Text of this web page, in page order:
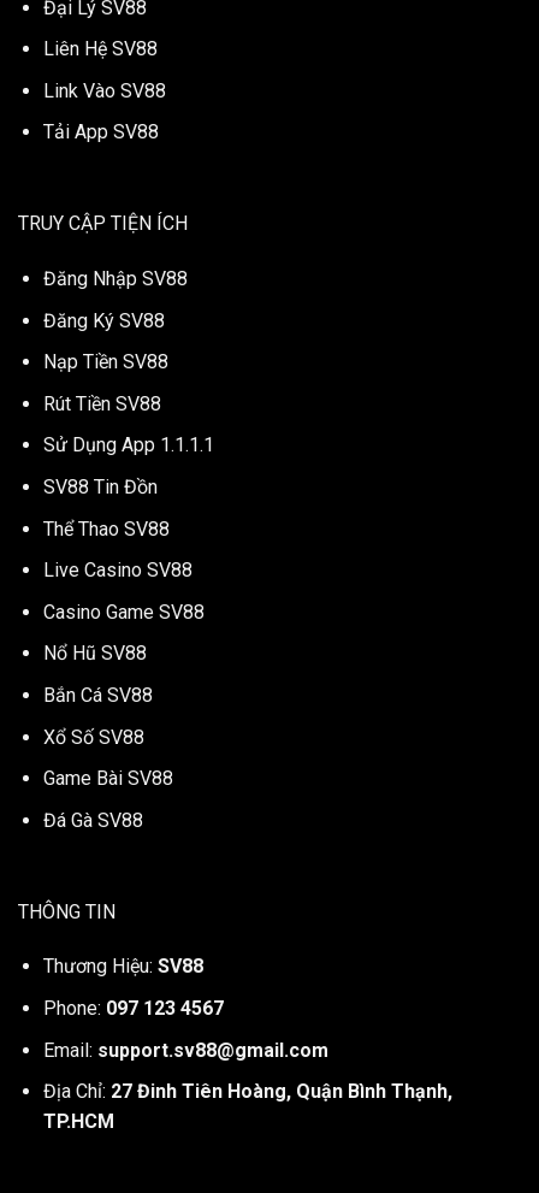
Đại Lý SV88
Liên Hệ SV88
Link Vào SV88
Tải App SV88
TRUY CẬP TIỆN ÍCH
Đăng Nhập SV88
Đăng Ký SV88
Nạp Tiền SV88
Rút Tiền SV88
Sử Dụng App 1.1.1.1
SV88 Tin Đồn
Thể Thao SV88
Live Casino SV88
Casino Game SV88
Nổ Hũ SV88
Bắn Cá SV88
Xổ Số SV88
Game Bài SV88
Đá Gà SV88
THÔNG TIN
Thương Hiệu: SV88
Phone: 097 123 4567
Email: support.sv88@gmail.com
Địa Chỉ: 27 Đinh Tiên Hoàng, Quận Bình Thạnh,
TP.HCM